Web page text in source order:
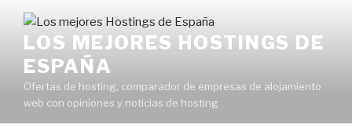
contenidoLOS MEJORES HOSTINGS DE
ESPAÑA
Ofertas de hosting, comparador de empresas de alojamiento
web con opiniones y noticias de hosting